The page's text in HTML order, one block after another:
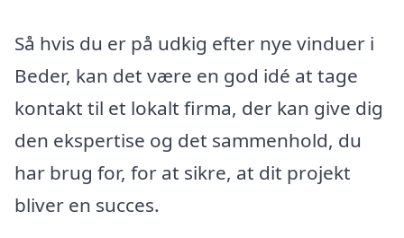
Så hvis du er på udkig efter nye vinduer i
Beder, kan det være en god idé at tage
kontakt til et lokalt firma, der kan give dig
den ekspertise og det sammenhold, du
har brug for, for at sikre, at dit projekt
bliver en succes.